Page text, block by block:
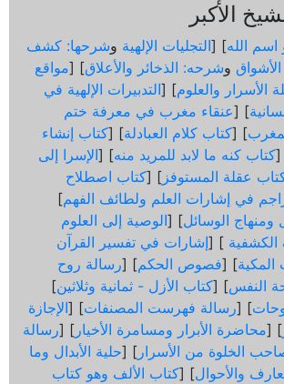
الأكبر
اسم الله] [التجليات الإلهية وشرحها: كشف
وشرحه: الذخائر والأعلاق] [مواقع
الأسرار والعلوم] [التدبيرات الإلهية في
] [عنقاء مغرب في معرفة ختم
] [كتاب كلام العبادلة] [كتاب إنشاء
]كتاب كنه ما لابد للمريد منه] [الإسرا إلى
عقلة المستوفز ] [كتاب اصطلاح
في إشارات العلم ولطائف الفهم]
ومنهاج الوسائل] [الوصية إلى العلوم
الكشفية ] [إشارات في تفسير القرآن
المكية] [فصوص الحكم] [رسالة روح
النفس] [كتاب الأزل - ثمانية وثلاثين]
] [رسالة فهرست المصنفات] [الإجازة
] [محاضرة الأبرار ومسامرة الأخيار ] [رسالة
صاحب الخلوة من الأسرار ] [حلية الأبدال وما
والأحوال] [كتاب الألف وهو كتاب